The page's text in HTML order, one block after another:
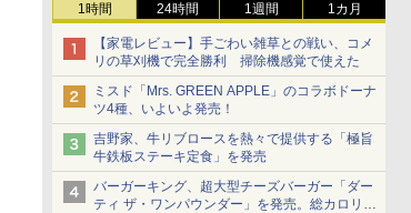
1時間 24時間 1週間 1カ月
【家電レビュー】手ごわい雑草との戦い、コメ
リの草刈機で完全勝利 掃除機感覚で使えた
ミスド「Mrs. GREEN APPLE」のコラボドーナ
ツ4種、いよいよ発売！
吉野家、牛リブロースを熱々で提供する「極旨
牛鉄板ステーキ定食」を発売
バーガーキング、超大型チーズバーガー「ダー
ティ ザ・ワンパウンダー」を発売。総カロリー